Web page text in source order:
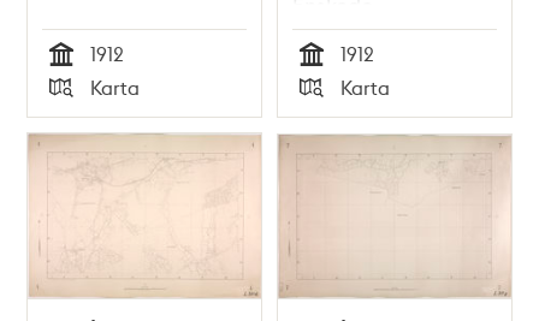
Tid
1912
Typ
Karta
Skärmarbrink och
Slakthusområdet)
Tid
1912
Typ
Karta